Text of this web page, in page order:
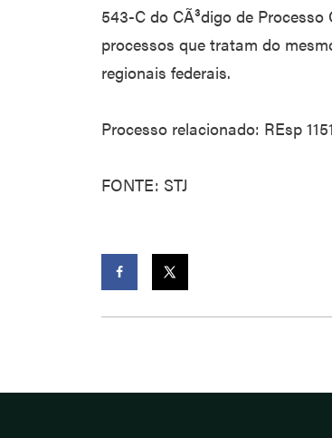
543-C do CÃ³digo de
processos que tratam do
regionais federais.
Processo relacionado: REsp
FONTE: STJ